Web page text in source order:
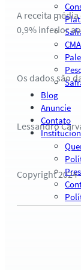
Blog
Anuncie
Contato
A receita
0,9% inferior
Os dados são
Lessandro
Copyright 2024